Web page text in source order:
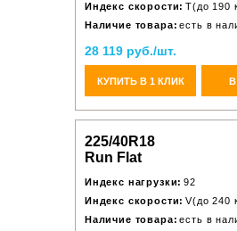
Индекс скорости: T(до 190
Наличие товара: есть в
28 119 руб./шт.
КУПИТЬ В 1 КЛИК
225/40R18
Run Flat
Индекс нагрузки: 92
Индекс скорости: V(до 240
Наличие товара: есть в